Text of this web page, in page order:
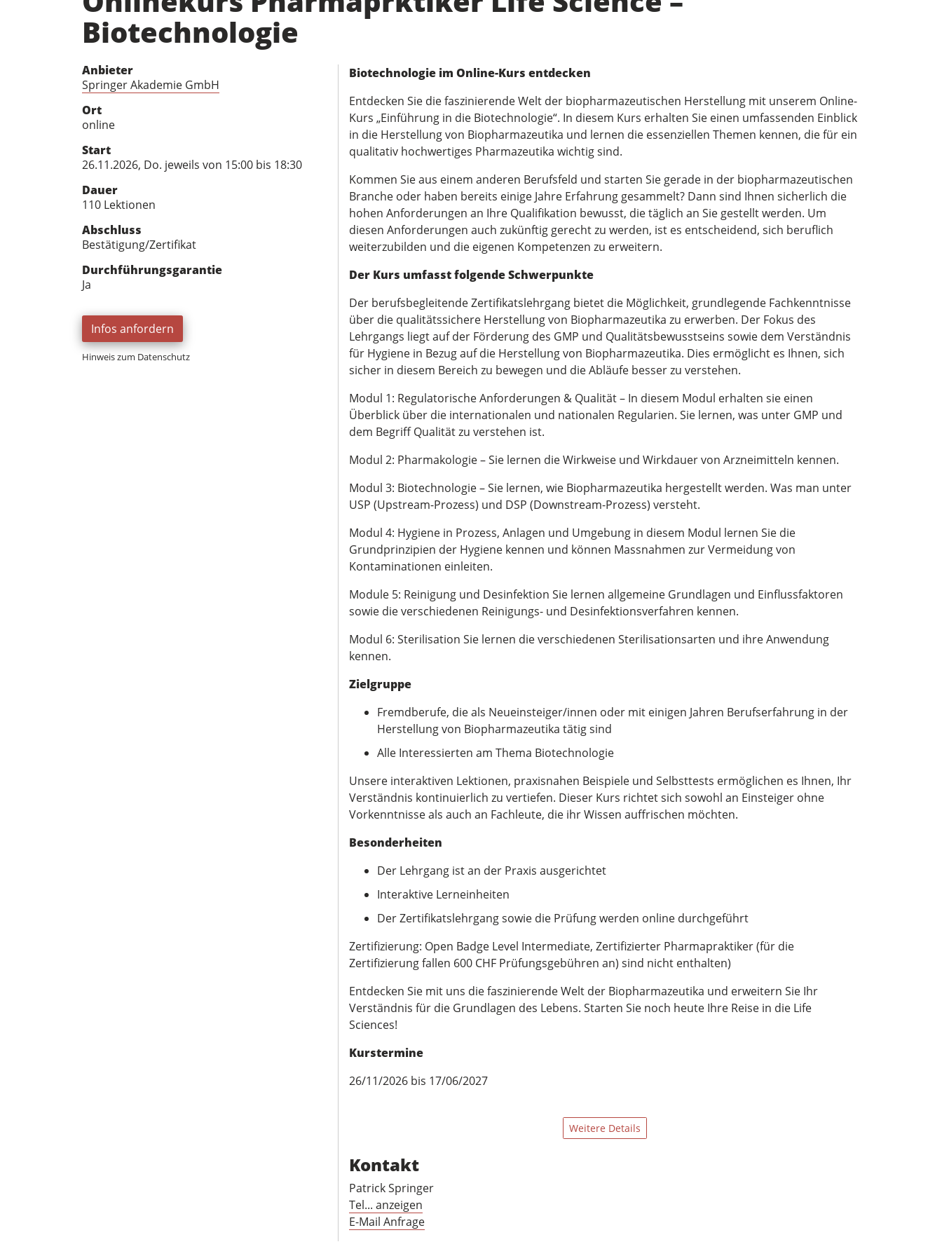
Biotechnologie
Anbieter
Springer Akademie GmbH
Ort
online
Start
26.11.2026, Do. jeweils von 15:00 bis 18:30
Dauer
110 Lektionen
Abschluss
Bestätigung/Zertifikat
Durchführungsgarantie
Ja
Infos anfordern
Hinweis zum Datenschutz
Biotechnologie im Online-Kurs entdecken
Entdecken Sie die faszinierende Welt der biopharmazeutischen Herstellung mit unserem Online-
Kurs „Einführung in die Biotechnologie“. In diesem Kurs erhalten Sie einen umfassenden Einblick
in die Herstellung von Biopharmazeutika und lernen die essenziellen Themen kennen, die für ein
qualitativ hochwertiges Pharmazeutika wichtig sind.
Kommen Sie aus einem anderen Berufsfeld und starten Sie gerade in der biopharmazeutischen
Branche oder haben bereits einige Jahre Erfahrung gesammelt? Dann sind Ihnen sicherlich die
hohen Anforderungen an Ihre Qualifikation bewusst, die täglich an Sie gestellt werden. Um
diesen Anforderungen auch zukünftig gerecht zu werden, ist es entscheidend, sich beruflich
weiterzubilden und die eigenen Kompetenzen zu erweitern.
Der Kurs umfasst folgende Schwerpunkte
Der berufsbegleitende Zertifikatslehrgang bietet die Möglichkeit, grundlegende Fachkenntnisse
über die qualitätssichere Herstellung von Biopharmazeutika zu erwerben. Der Fokus des
Lehrgangs liegt auf der Förderung des GMP und Qualitätsbewusstseins sowie dem Verständnis
für Hygiene in Bezug auf die Herstellung von Biopharmazeutika. Dies ermöglicht es Ihnen, sich
sicher in diesem Bereich zu bewegen und die Abläufe besser zu verstehen.
Modul 1: Regulatorische Anforderungen & Qualität – In diesem Modul erhalten sie einen
Überblick über die internationalen und nationalen Regularien. Sie lernen, was unter GMP und
dem Begriff Qualität zu verstehen ist.
Modul 2: Pharmakologie – Sie lernen die Wirkweise und Wirkdauer von Arzneimitteln kennen.
Modul 3: Biotechnologie – Sie lernen, wie Biopharmazeutika hergestellt werden. Was man unter
USP (Upstream-Prozess) und DSP (Downstream-Prozess) versteht.
Modul 4: Hygiene in Prozess, Anlagen und Umgebung in diesem Modul lernen Sie die
Grundprinzipien der Hygiene kennen und können Massnahmen zur Vermeidung von
Kontaminationen einleiten.
Module 5: Reinigung und Desinfektion Sie lernen allgemeine Grundlagen und Einflussfaktoren
sowie die verschiedenen Reinigungs- und Desinfektionsverfahren kennen.
Modul 6: Sterilisation Sie lernen die verschiedenen Sterilisationsarten und ihre Anwendung
kennen.
Zielgruppe
Fremdberufe, die als Neueinsteiger/innen oder mit einigen Jahren Berufserfahrung in der
Herstellung von Biopharmazeutika tätig sind
Alle Interessierten am Thema Biotechnologie
Unsere interaktiven Lektionen, praxisnahen Beispiele und Selbsttests ermöglichen es Ihnen, Ihr
Verständnis kontinuierlich zu vertiefen. Dieser Kurs richtet sich sowohl an Einsteiger ohne
Vorkenntnisse als auch an Fachleute, die ihr Wissen auffrischen möchten.
Besonderheiten
Der Lehrgang ist an der Praxis ausgerichtet
Interaktive Lerneinheiten
Der Zertifikatslehrgang sowie die Prüfung werden online durchgeführt
Zertifizierung: Open Badge Level Intermediate, Zertifizierter Pharmapraktiker (für die
Zertifizierung fallen 600 CHF Prüfungsgebühren an) sind nicht enthalten)
Entdecken Sie mit uns die faszinierende Welt der Biopharmazeutika und erweitern Sie Ihr
Verständnis für die Grundlagen des Lebens. Starten Sie noch heute Ihre Reise in die Life
Sciences!
Kurstermine
26/11/2026 bis 17/06/2027
Weitere Details
Kontakt
Patrick Springer
Tel... anzeigen
E-Mail Anfrage